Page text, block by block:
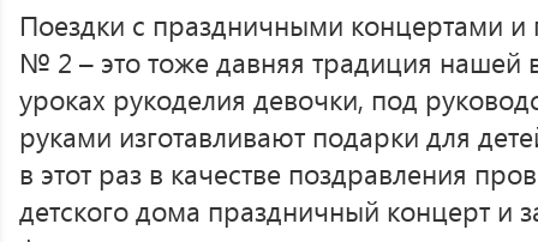
Поездки с праздничными концертами
№ 2 – это тоже давняя традиция нашей
уроках рукоделия девочки, под
руками изготавливают подарки для
в этот раз в качестве поздравления
детского дома праздничный концерт и